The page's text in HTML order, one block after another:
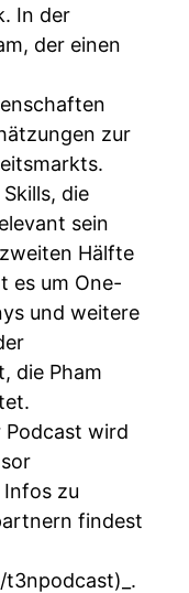
In der
der einen
zur
die
sein
Hälfte
es um One-
und weitere
die Pham
Podcast wird
zu
findest
.